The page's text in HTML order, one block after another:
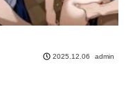
2025.12.06 admin